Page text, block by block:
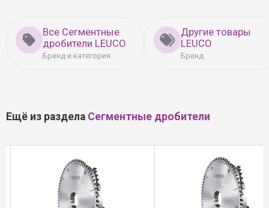
Все Сегментные
дробители LEUCO
Бренд и категория
Другие товары
LEUCO
Бренд
Ещё из раздела Сегментные дробители